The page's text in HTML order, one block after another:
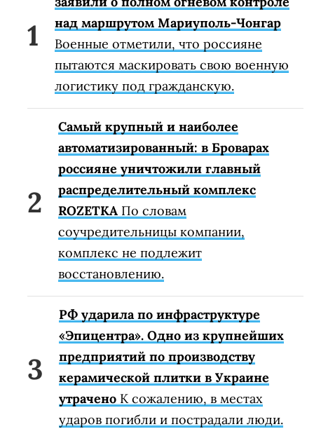
над маршрутом Мариуполь-Чонгар
Военные отметили, что россияне
пытаются маскировать свою военную
логистику под гражданскую.
Самый крупный и наиболее
автоматизированный: в Броварах
россияне уничтожили главный
распределительный комплекс
ROZETKA По словам
соучредительницы компании,
комплекс не подлежит
восстановлению.
РФ ударила по инфраструктуре
«Эпицентра». Одно из крупнейших
предприятий по производству
керамической плитки в Украине
утрачено К сожалению, в местах
ударов погибли и пострадали люди.